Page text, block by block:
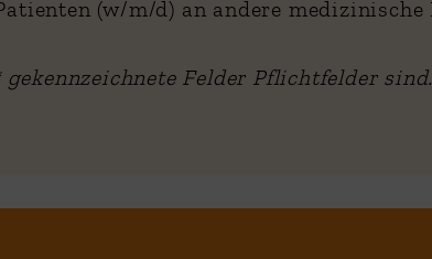
Felder Pflichtfelder sind.